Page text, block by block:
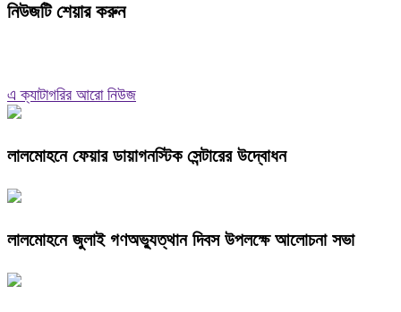
নিউজটি শেয়ার করুন
এ ক্যাটাগরির আরো নিউজ
লালমোহনে ফেয়ার ডায়াগনস্টিক সেন্টারের উদ্বোধন
লালমোহনে জুলাই গণঅভ্যুত্থান দিবস উপলক্ষে আলোচনা সভা